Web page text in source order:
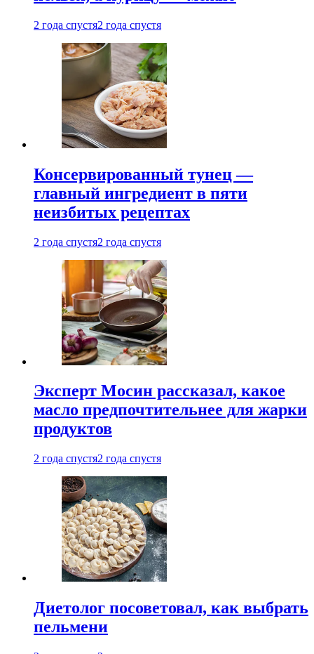
2 года спустя2 года спустя
Консервированный тунец —
главный ингредиент в пяти
неизбитых рецептах
2 года спустя2 года спустя
Эксперт Мосин рассказал, какое
масло предпочтительнее для жарки
продуктов
2 года спустя2 года спустя
Диетолог посоветовал, как выбрать
пельмени